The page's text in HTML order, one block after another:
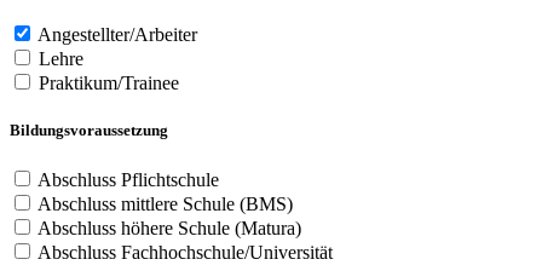
Angestellter/Arbeiter
Lehre
Praktikum/Trainee
Bildungsvoraussetzung
Abschluss Pflichtschule
Abschluss mittlere Schule (BMS)
Abschluss höhere Schule (Matura)
Abschluss Fachhochschule/Universität